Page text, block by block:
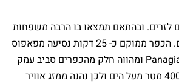
לזרים. ובהתאם תמצאו בו הרבה משפחות
אנגליות ומעוד לאומים. הכפר ממוקם כ- 25 דקות נסיעה מפאפוס
על הכביש המוביל ל- Panagia ומהווה חלק מהכפרים סביב עמק
ה- Ezousa. גובהו כ- 400 מטר מעל הים ולכן נהנה ממזג אוויר